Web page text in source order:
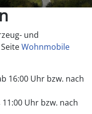
und
Wohnmobile
16:00 Uhr bzw. nach
Uhr bzw. nach